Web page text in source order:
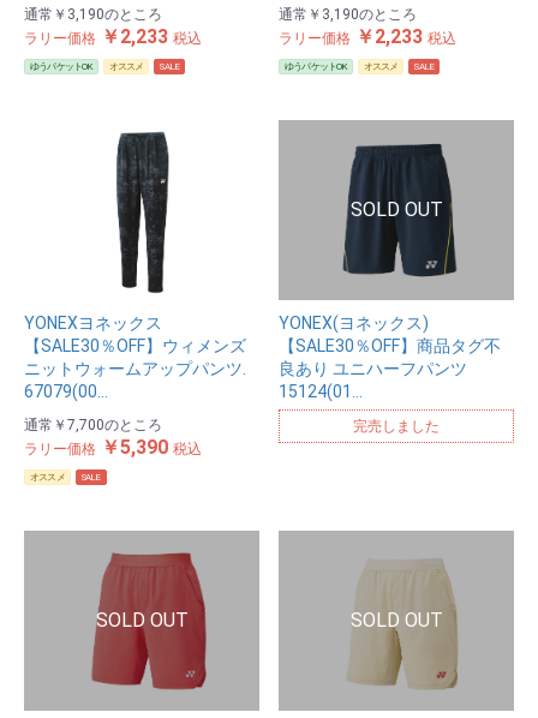
通常 ￥3,190のところ
ラリー価格 ￥2,233 税込
ゆうパケットOK オススメ SALE
通常 ￥3,190のところ
ラリー価格 ￥2,233 税込
ゆうパケットOK オススメ SALE
YONEXヨネックス
【SALE30％OFF】ウィメンズ
ニットウォームアップパンツ.
67079(00…
通常 ￥7,700のところ
ラリー価格 ￥5,390 税込
オススメ SALE
YONEX(ヨネックス)
【SALE30％OFF】商品タグ不
良あり ユニハーフパンツ
15124(01…
完売しました